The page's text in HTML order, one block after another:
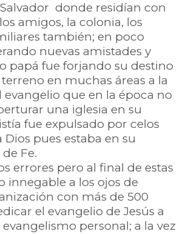
donde residían con
amigos, la colonia, los
también; en poco
nuevas amistades y
papá fue forjando su destino
en muchas áreas a la
evangelio que en la época no
una iglesia en su
fue expulsado por celos
pues estaba en su
Fe.
errores pero al final de estas
innegable a los ojos de
con más de 500
el evangelio de Jesús a
personal; a la vez